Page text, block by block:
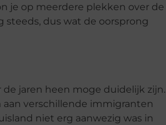
je op meerdere plekken over de
dus wat de oorsprong
jaren heen moge duidelijk zijn.
aan verschillende immigranten
niet erg aanwezig was in